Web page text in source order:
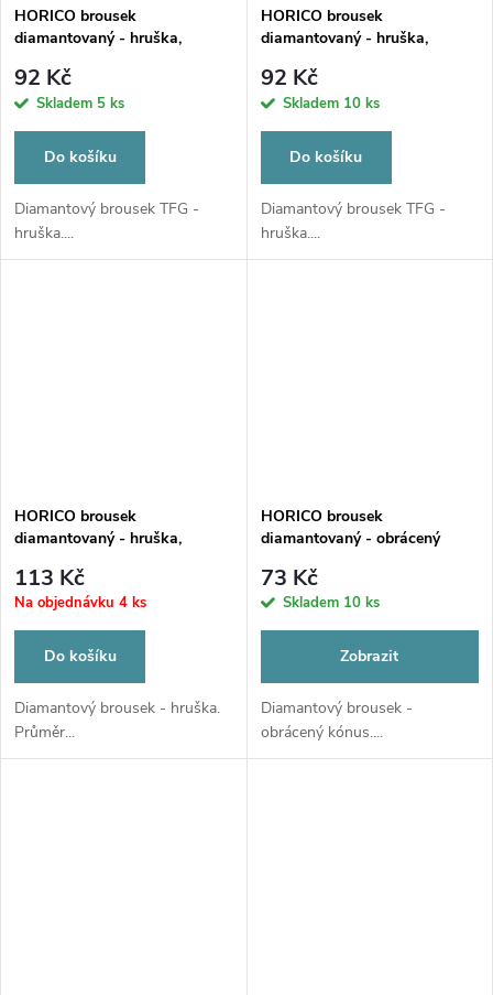
HORICO brousek
diamantovaný - hruška,
92 Kč
Skladem 5 ks
Do košíku
Diamantový brousek TFG -
hruška....
HORICO brousek
diamantovaný - hruška,
92 Kč
Skladem 10 ks
Do košíku
Diamantový brousek TFG -
hruška....
HORICO brousek
diamantovaný - hruška,
113 Kč
Na objednávku 4 ks
Do košíku
Diamantový brousek - hruška.
Průměr...
HORICO brousek
diamantovaný - obrácený
73 Kč
Skladem 10 ks
Zobrazit
Diamantový brousek -
obrácený kónus....